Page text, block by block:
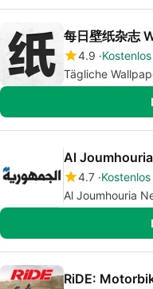
每日壁纸杂志
4.9 Kostenlos
Tägliche
Al
4.7 Kostenlos
Al Joumhouria
RiDE: